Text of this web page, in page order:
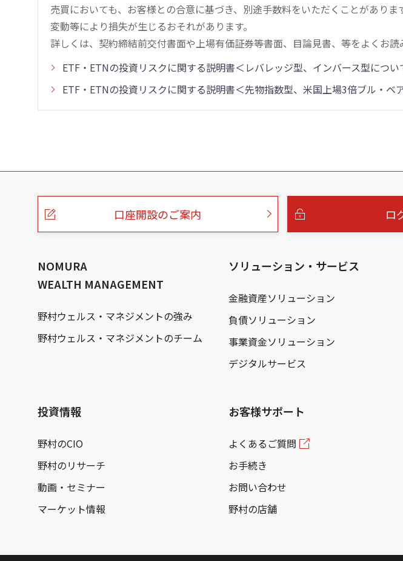
売買においても、お客様との合意に基づき、別途手数料をいただくことがあり
変動等により損失が生じるおそれがあります。
詳しくは、契約締結前交付書面や上場有価証券等書面、目論見書、等をよくお読
ETF・ETNの投資リスクに関する説明書＜レバレッジ型、インバース型につい
ETF・ETNの投資リスクに関する説明書＜先物指数型、米国上場3倍ブル・ベ
こ
口座開設のご案内 ロ
NOMURA
WEALTH MANAGEMENT
野村ウェルス・マネジメントの強み
野村ウェルス・マネジメントのチーム
ソリューション・サービス
金融資産ソリューション
負債ソリューション
事業資金ソリューション
デジタルサービス
投資情報
野村のCIO
野村のリサーチ
動画・セミナー
マーケット情報
お客様サポート
よくあるご質問
お手続き
お問い合わせ
野村の店舗